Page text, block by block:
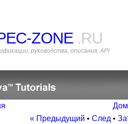
ZONE .RU
руководства, описания, API
« Предыдущий • След •